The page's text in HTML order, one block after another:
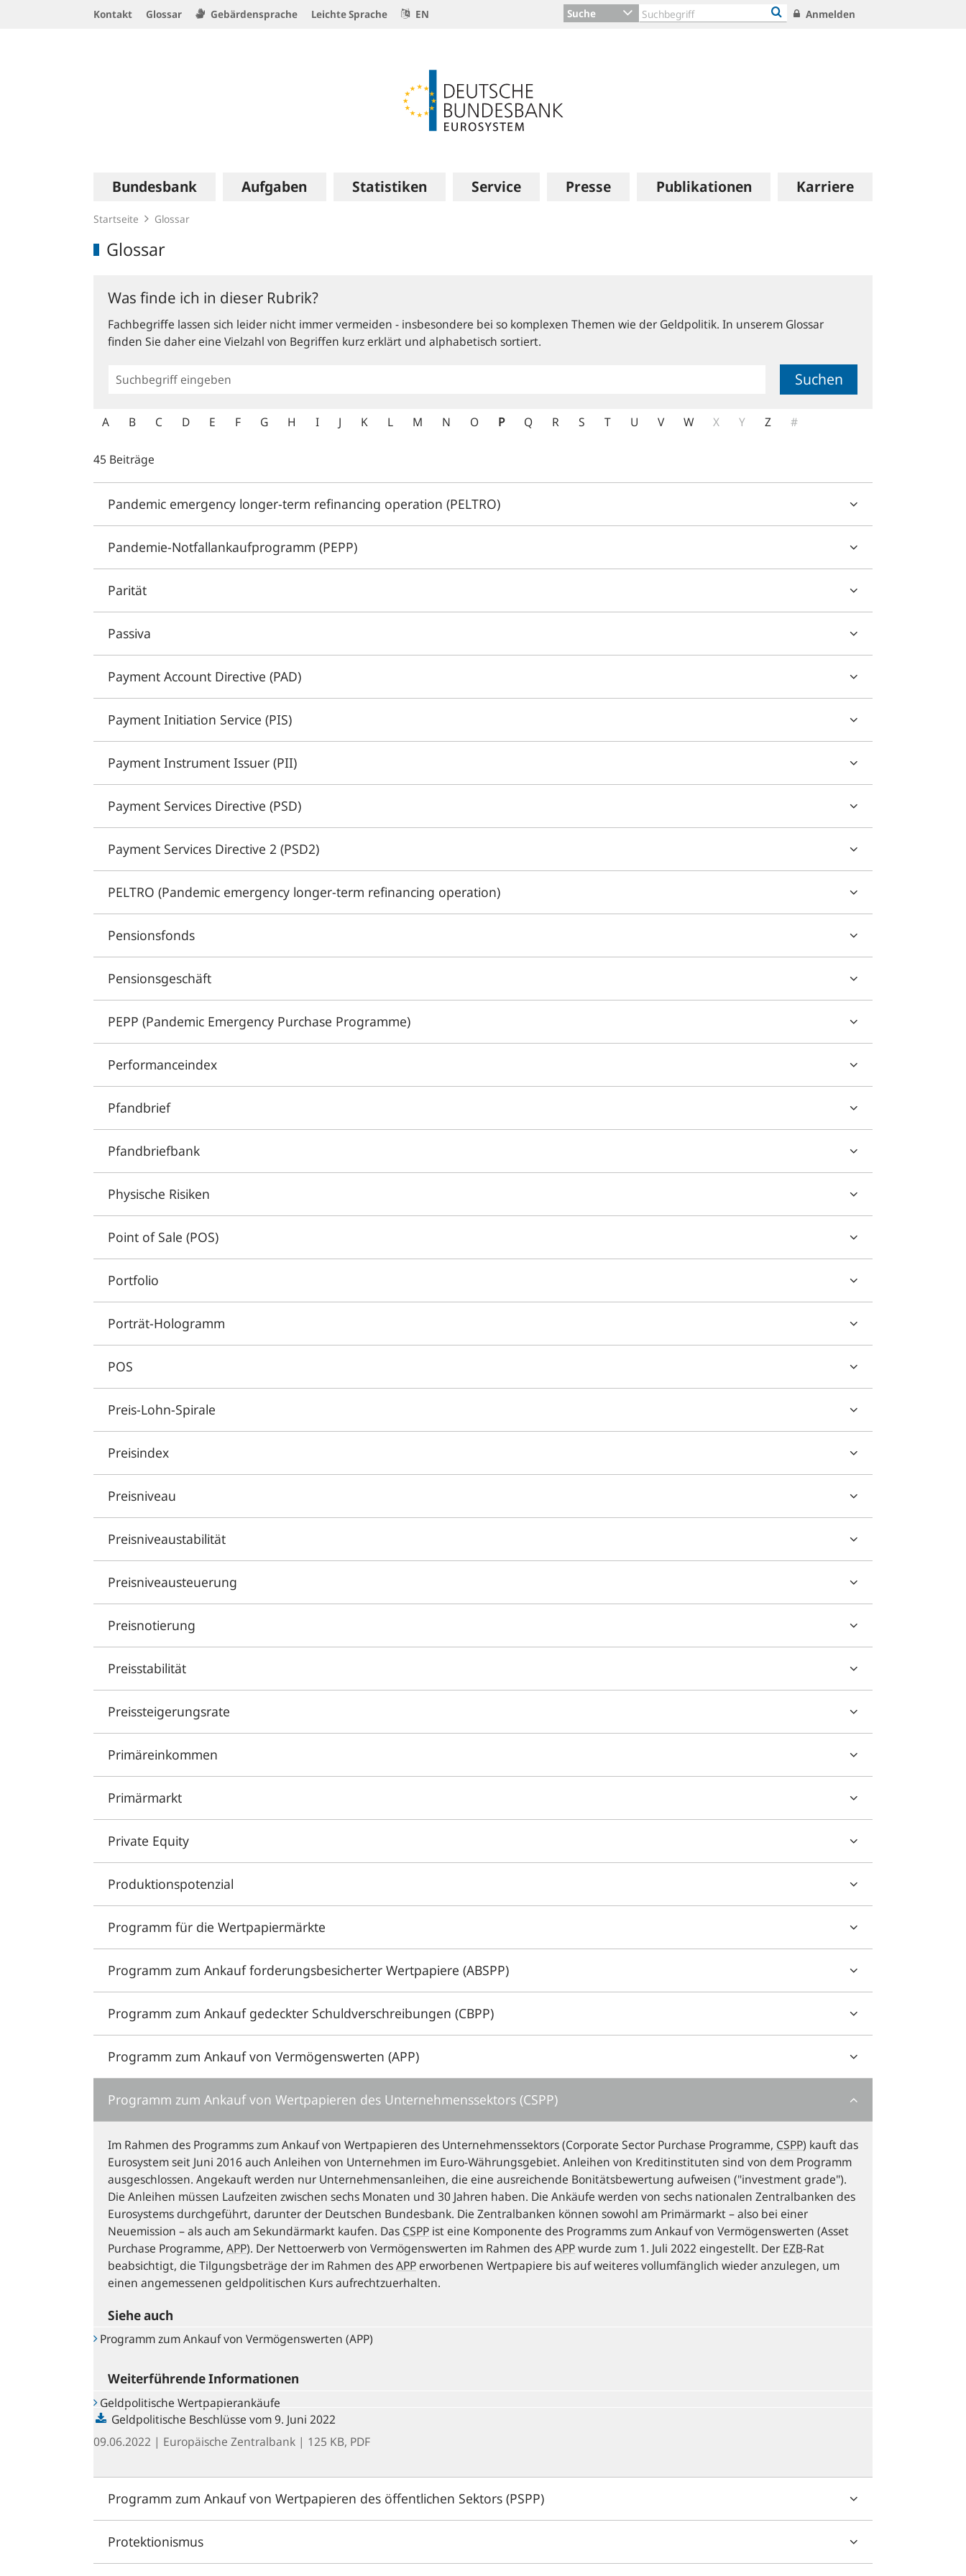
Kontakt Glossar Gebärdensprache Leichte Sprache EN Suche Anmelden
Hauptnavigation
Bundesbank Aufgaben Statistiken Service Presse Publikationen Karriere
Startseite Glossar
Glossar
Was finde ich in dieser Rubrik?
Fachbegriffe lassen sich leider nicht immer vermeiden - insbesondere bei so komplexen Themen wie der Geldpolitik. In unserem Glossar
finden Sie daher eine Vielzahl von Begriffen kurz erklärt und alphabetisch sortiert.
Allgemeine
Suchen
A B C D E F G H I J K L M N O P Q R S T U V W X Y Z #
45 Beiträge
Pandemic emergency longer-term refinancing operation (PELTRO)
Pandemie-Notfallankaufprogramm (PEPP)
Parität
Passiva
Payment Account Directive (PAD)
Payment Initiation Service (PIS)
Payment Instrument Issuer (PII)
Payment Services Directive (PSD)
Payment Services Directive 2 (PSD2)
PELTRO (Pandemic emergency longer-term refinancing operation)
Pensionsfonds
Pensionsgeschäft
PEPP (Pandemic Emergency Purchase Programme)
Performanceindex
Pfandbrief
Pfandbriefbank
Physische Risiken
Point of Sale (POS)
Portfolio
Porträt-Hologramm
POS
Preis-Lohn-Spirale
Preisindex
Preisniveau
Preisniveaustabilität
Preisniveausteuerung
Preisnotierung
Preisstabilität
Preissteigerungsrate
Primäreinkommen
Primärmarkt
Private Equity
Produktionspotenzial
Programm für die Wertpapiermärkte
Programm zum Ankauf forderungsbesicherter Wertpapiere (ABSPP)
Programm zum Ankauf gedeckter Schuldverschreibungen (CBPP)
Programm zum Ankauf von Vermögenswerten (APP)
Programm zum Ankauf von Wertpapieren des Unternehmenssektors (CSPP)
Im Rahmen des Programms zum Ankauf von Wertpapieren des Unternehmenssektors (Corporate Sector Purchase Programme, CSPP) kauft das
Eurosystem seit Juni 2016 auch Anleihen von Unternehmen im Euro-Währungsgebiet. Anleihen von Kreditinstituten sind von dem Programm
ausgeschlossen. Angekauft werden nur Unternehmensanleihen, die eine ausreichende Bonitätsbewertung aufweisen ("investment grade").
Die Anleihen müssen Laufzeiten zwischen sechs Monaten und 30 Jahren haben. Die Ankäufe werden von sechs nationalen Zentralbanken des
Eurosystems durchgeführt, darunter der Deutschen Bundesbank. Die Zentralbanken können sowohl am Primärmarkt – also bei einer
Neuemission – als auch am Sekundärmarkt kaufen. Das CSPP ist eine Komponente des Programms zum Ankauf von Vermögenswerten (Asset
Purchase Programme, APP). Der Nettoerwerb von Vermögenswerten im Rahmen desAPPwurde zum 1. Juli 2022 eingestellt. Der EZB-Rat
beabsichtigt, die Tilgungsbeträge der im Rahmen desAPP erworbenen Wertpapiere bis auf weiteres vollumfänglich wieder anzulegen, um
einen angemessenen geldpolitischen Kurs aufrechtzuerhalten.
Siehe auch
Programm zum Ankauf von Vermögenswerten (APP)
Weiterführende Informationen
Geldpolitische Wertpapierankäufe
Geldpolitische Beschlüsse vom 9. Juni 2022
09.06.2022 | Europäische Zentralbank | 125 KB, PDF
Programm zum Ankauf von Wertpapieren des öffentlichen Sektors (PSPP)
Protektionismus